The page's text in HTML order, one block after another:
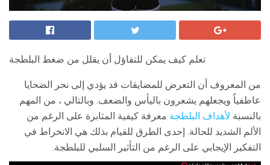
تعلم كيف يمكن للتفاؤل أن يقلل من ضغط البلطجة
من المعروف أن التعرض للمضايقات قد يؤدي إلى نحر الضحايا
عاطفياً ويجعلهم يشعرون باليأس والضعف. وبالتالي ، من المهم
بالنسبة لأهداف البلطجة معرفة كيفية المثابرة على الرغم من
الألم الشديد للحالة. إحدى الطرق للقيام بذلك هي الانخراط في
التفكير الإيجابي على الرغم من التأثير السلبي للبلطجة.